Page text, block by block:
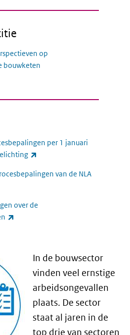
In de bouwsector
vinden veel ernstige
arbeidsongevallen
plaats. De sector
staat al jaren in de
top drie van sectoren
op
bouwketen
per 1 januari
van de NLA
over de